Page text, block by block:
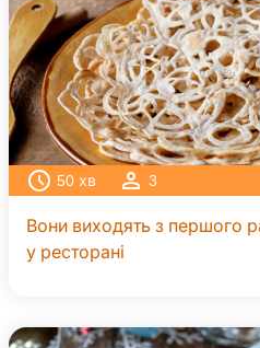
50 хв 3
Вони виходять з першого
у ресторані